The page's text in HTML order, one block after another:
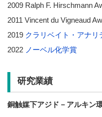
2009 Ralph F. Hirschmann
2011 Vincent du Vigneaud
2019 クラリベイト・アナ
2022 ノーベル化学賞
研究業績
銅触媒下アジド－アルキン